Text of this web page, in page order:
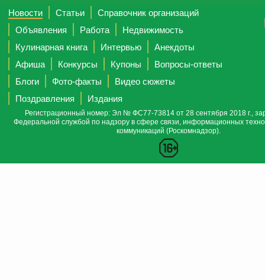
Новости Статьи
Справочник организаций
Объявления
Работа
Недвижимость
Кулинарная книга
Интервью
Анекдоты
Афиша
Конкурсы Купоны
Вопросы-ответы
Блоги
Фото-факты
Видео сюжеты
Поздравления
Издания
Регистрационный номер: Эл № ФС77-73814 от 28 сентября 2018 г.,
Федеральной службой по надзору в сфере связи, информационных
коммуникаций (Роскомнадзор).